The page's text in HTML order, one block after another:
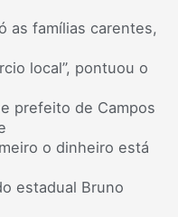
as famílias carentes,
local”, pontuou o
prefeito de Campos
o dinheiro está
estadual Bruno